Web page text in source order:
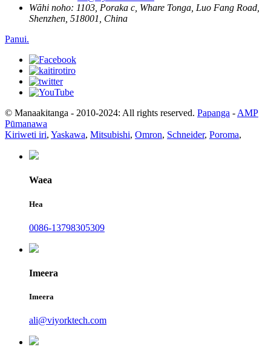
Wāhi noho: 1103, Poraka c, Whare Tonga, Luo Fang Road,
Shenzhen, 518001, China
Panui.
© Manaakitanga - 2010-2024: All rights reserved. Papanga - AMP
Pūmanawa
Kiriweti iri, Yaskawa, Mitsubishi, Omron, Schneider, Poroma,
Waea
Hea
0086-13798305309
Imeera
Imeera
ali@viyorktech.com